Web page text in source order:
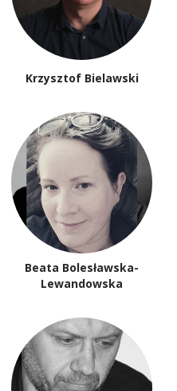
Krzysztof Bielawski
Beata Bolesławska-
Lewandowska